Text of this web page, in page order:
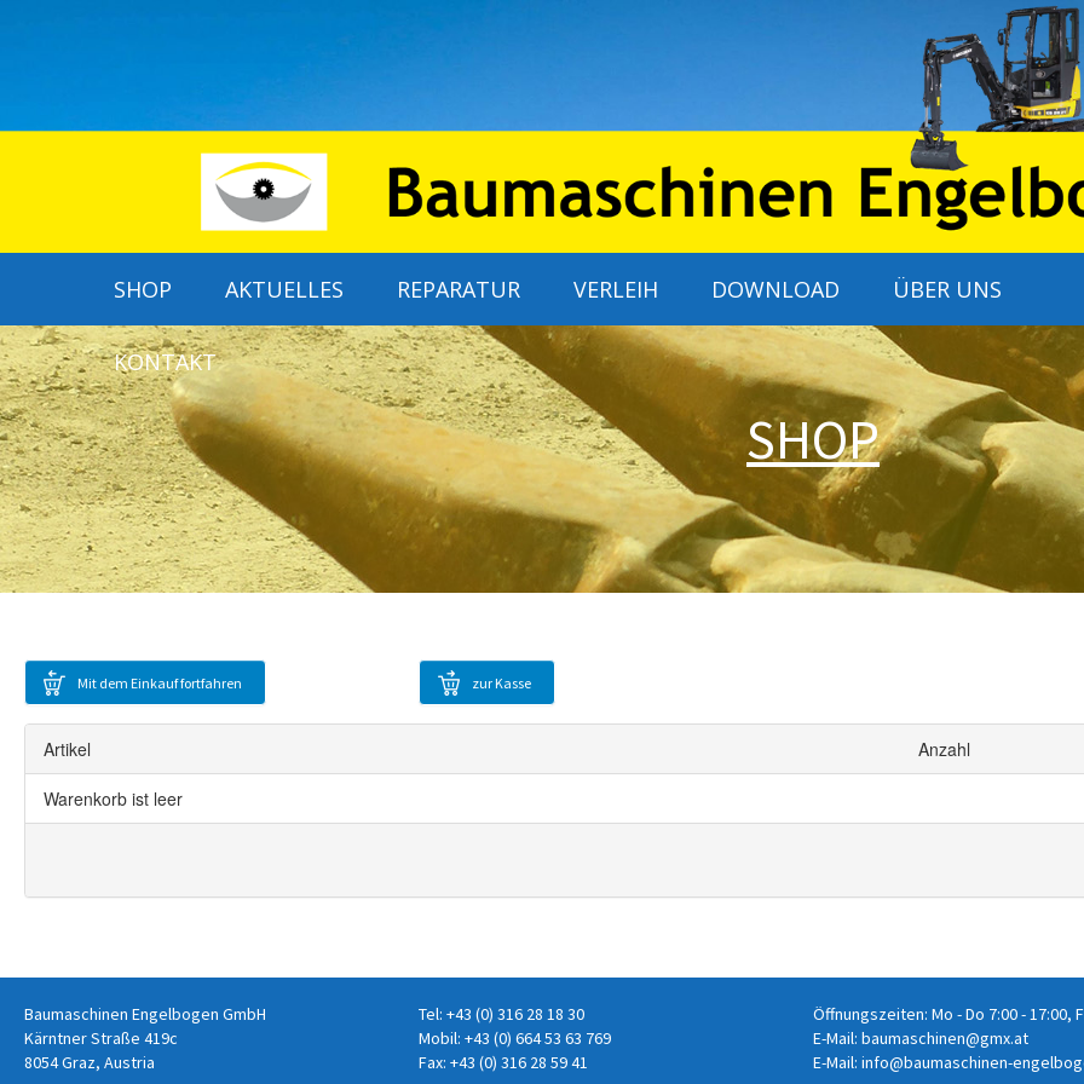
SHOP AKTUELLES REPARATUR VERLEIH DOWNLOAD ÜBER UNS
KONTAKT
SHOP
Mit dem Einkauf fortfahren zur Kasse
Baumaschinen Engelbogen GmbH
Kärntner Straße 419c
8054 Graz, Austria
Tel: +43 (0) 316 28 18 30
Mobil: +43 (0) 664 53 63 769
Fax: +43 (0) 316 28 59 41
Öffnungszeiten: Mo - Do 7:00 - 17:00,
E-Mail: baumaschinen@gmx.at
E-Mail: info@baumaschinen-